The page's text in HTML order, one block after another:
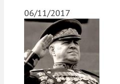
06/11/2017